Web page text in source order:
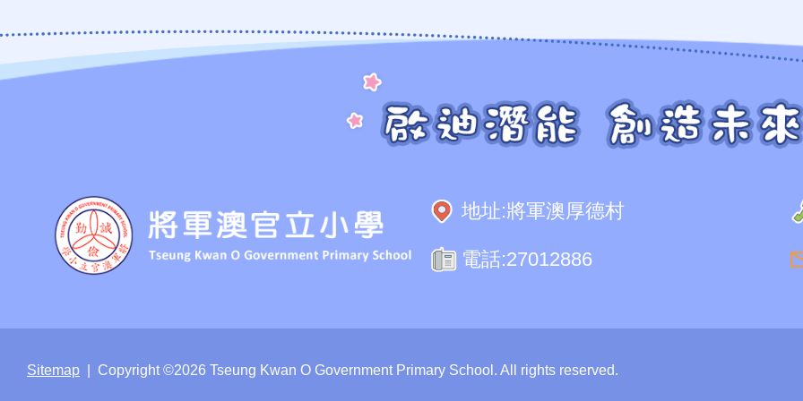
地址:將軍澳厚德村
電話:27012886
Sitemap | Copyright ©2026 Tseung Kwan O Government Primary School. All rights reserved.